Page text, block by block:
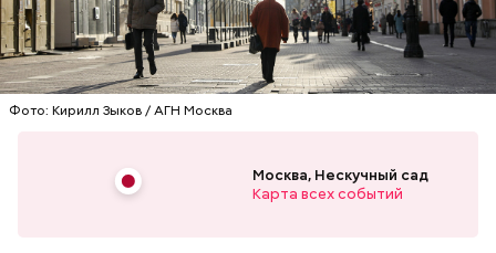
Фото: Кирилл Зыков / АГН Москва
Москва, Нескучный сад
Карта всех событий